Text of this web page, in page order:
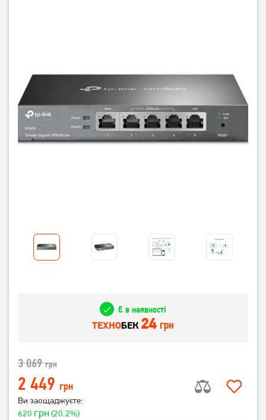
Є в наявності
ТЕХНОБЕК 24 грн
3 069грн
2 449 грн
Ви заощаджуєте:
620 грн(20.2%)